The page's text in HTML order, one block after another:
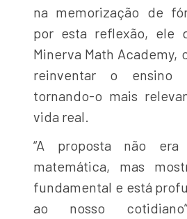
na memorização de
por esta reflexão, ele
Minerva Math Academy,
reinventar o ensino
tornando-o mais
vida real.
“A proposta não era
matemática, mas
fundamental e está
ao nosso